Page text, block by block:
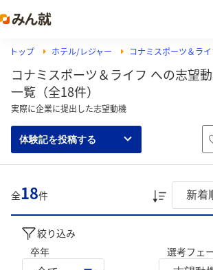
トップ ホテル/レジャー コナミスポーツ＆ラ
コナミスポーツ＆ライフ への志望
一覧（全18件）
実際に企業に提出した志望動機
体験記を投稿する
全18件
絞り込み
卒年
選考フェ